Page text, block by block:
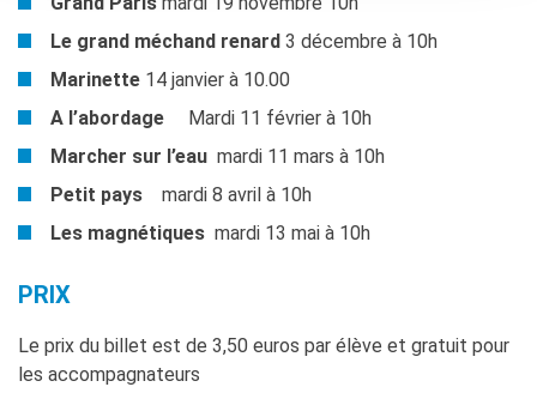
Le grand méchand renard3 décembre à 10h
Marinette 14 janvier à 10.00
A l’abordage
Mardi 11 février à 10h
Marcher sur l’eau mardi 11 mars à 10h
Petit pays
mardi 8 avril à 10h
Les magnétiques mardi 13 mai à 10h
PRIX
Le prix du billet est de 3,50 euros par élève et gratuit pour
les accompagnateurs